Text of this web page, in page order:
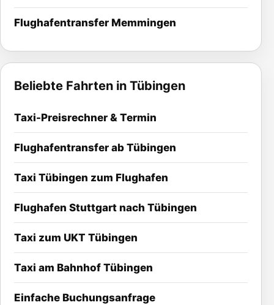
Flughafentransfer Memmingen
Beliebte Fahrten in Tübingen
Taxi-Preisrechner & Termin
Flughafentransfer ab Tübingen
Taxi Tübingen zum Flughafen
Flughafen Stuttgart nach Tübingen
Taxi zum UKT Tübingen
Taxi am Bahnhof Tübingen
Einfache Buchungsanfrage